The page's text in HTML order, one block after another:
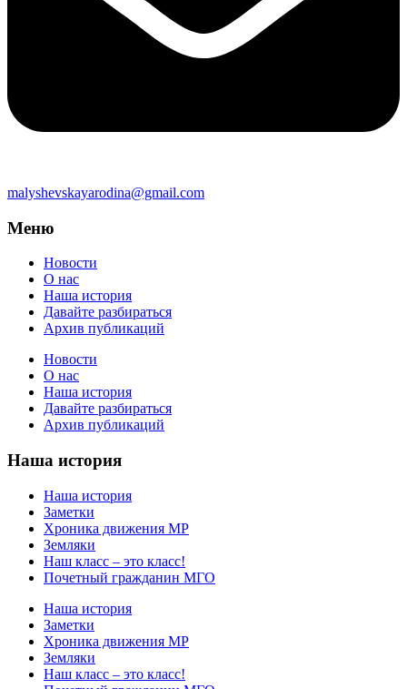
malyshevskayarodina@gmail.com
Меню
Новости
О нас
Наша история
Давайте разбираться
Архив публикаций
Новости
О нас
Наша история
Давайте разбираться
Архив публикаций
Наша история
Наша история
Заметки
Хроника движения МР
Земляки
Наш класс – это класс!
Почетный гражданин МГО
Наша история
Заметки
Хроника движения МР
Земляки
Наш класс – это класс!